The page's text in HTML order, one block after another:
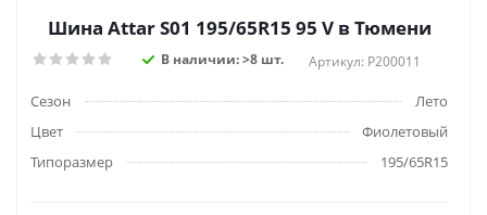
Шина Attar S01 195/65R15 95 V в Тюмени
В наличии: >8 шт. Артикул: P200011
Сезон
Лето
Цвет
Фиолетовый
Типоразмер
195/65R15